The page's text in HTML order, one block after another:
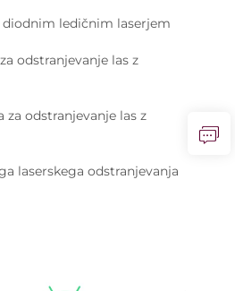
diodnim ledičnim laserjem
odstranjevanje las z
za odstranjevanje las z
laserskega odstranjevanja